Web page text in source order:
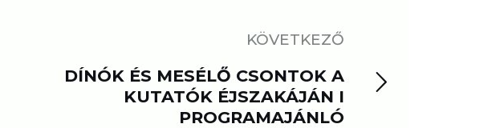
KÖVETKEZŐ
DÍNÓK ÉS MESÉLŐ CSONTOK A
KUTATÓK ÉJSZAKÁJÁN I
PROGRAMAJÁNLÓ